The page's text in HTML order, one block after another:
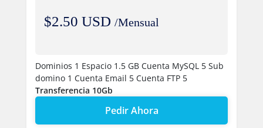
$2.50 USD /Mensual
Dominios 1 Espacio 1.5 GB Cuenta MySQL 5 Sub
domino 1 Cuenta Email 5 Cuenta FTP 5
Transferencia 10Gb
Pedir Ahora